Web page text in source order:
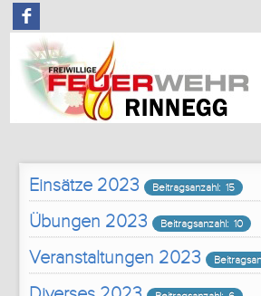
F
Einsätze 2023 Beitragsanzahl: 15
Übungen 2023 Beitragsanzahl: 10
Veranstaltungen 2023